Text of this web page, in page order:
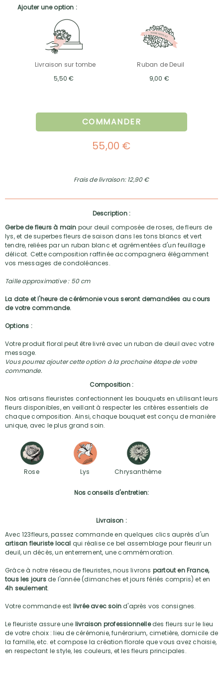
Ajouter une option :
Livraison sur tombe
5,50 €
Ruban de Deuil
9,00 €
COMMANDER
55,00 €
Frais de livraison: 12,90 €
Description :
Gerbe de fleurs à main pour deuil composée de roses, de fleurs de
lys, et de superbes fleurs de saison dans les tons blancs et vert
tendre, reliées par un ruban blanc et agrémentées d'un feuillage
délicat. Cette composition raffinée accompagnera élégamment
vos messages de condoléances.
Taille approximative : 50 cm
La date et l'heure de cérémonie vous seront demandées au cours
de votre commande.
Options :
Votre produit floral peut être livré avec un ruban de deuil avec votre
message.
Vous pourrez ajouter cette option à la prochaine étape de votre
commande.
Composition :
Nos artisans fleuristes confectionnent les bouquets en utilisant leurs
fleurs disponibles, en veillant à respecter les critères essentiels de
chaque composition. Ainsi, chaque bouquet est conçu de manière
unique, avec le plus grand soin.
Rose Lys Chrysanthème
Nos conseils d'entretien:
Livraison :
Avec 123fleurs, passez commande en quelques clics auprès d'un
artisan fleuriste local qui réalise ce bel assemblage pour fleurir un
deuil, un décès, un enterrement, une commémoration.
Grâce à notre réseau de fleuristes, nous livrons partout en France,
tous les joursde l'année (dimanches et jours fériés compris) et en
4h seulement.
Votre commande est livrée avec soind'après vos consignes.
Le fleuriste assure une livraison professionnelledes fleurs sur le lieu
de votre choix : lieu de cérémonie, funérarium, cimetière, domicile de
la famille, etc. et compose la création florale que vous avez choisie,
en respectant le style, les couleurs, et les fleurs principales.